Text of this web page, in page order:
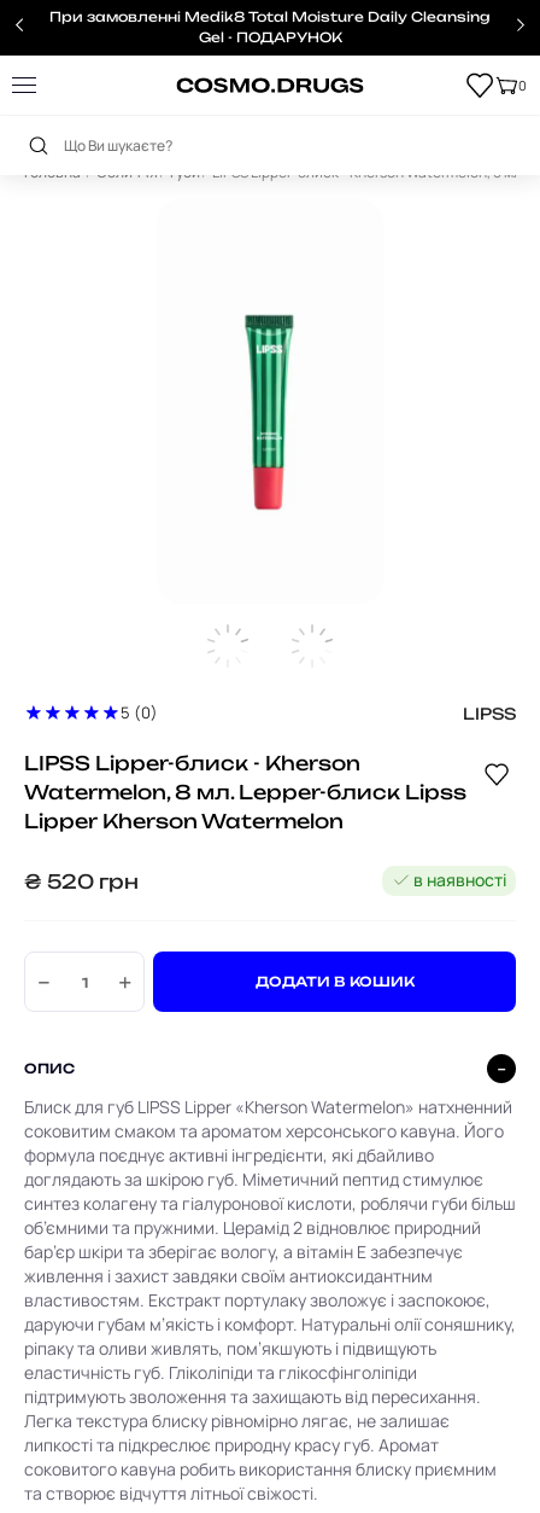
При замовленні Medik8 Total Moisture Daily Cleansing
Gel - ПОДАРУНОК
0
Головна Обличчя Губи LIPSS Lipper-блиск - Kherson Watermelon, 8 мл.
5 (0) LIPSS
LIPSS Lipper-блиск - Kherson
Watermelon, 8 мл. Lepper-блиск Lipss
Lipper Kherson Watermelon
₴ 520 грн в наявності
− + ДОДАТИ В КОШИК
ОПИС
Блиск для губ LIPSS Lipper «Kherson Watermelon» натхненний
соковитим смаком та ароматом херсонського кавуна. Його
формула поєднує активні інгредієнти, які дбайливо
доглядають за шкірою губ. Міметичний пептид стимулює
синтез колагену та гіалуронової кислоти, роблячи губи більш
об’ємними та пружними. Церамід 2 відновлює природний
бар’єр шкіри та зберігає вологу, а вітамін Е забезпечує
живлення і захист завдяки своїм антиоксидантним
властивостям. Екстракт портулаку зволожує і заспокоює,
даруючи губам м’якість і комфорт. Натуральні олії соняшнику,
ріпаку та оливи живлять, пом’якшують і підвищують
еластичність губ. Гліколіпіди та глікосфінголіпіди
підтримують зволоження та захищають від пересихання.
Легка текстура блиску рівномірно лягає, не залишає
липкості та підкреслює природну красу губ. Аромат
соковитого кавуна робить використання блиску приємним
та створює відчуття літньої свіжості.